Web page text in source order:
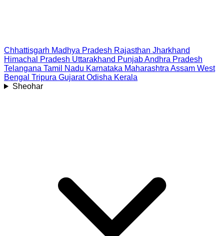
Chhattisgarh Madhya Pradesh Rajasthan Jharkhand
Himachal Pradesh Uttarakhand PunjabAndhra Pradesh
Telangana Tamil Nadu Karnataka Maharashtra Assam West
Bengal Tripura Gujarat Odisha Kerala
Sheohar